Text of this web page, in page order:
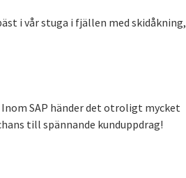
i vår stuga i fjällen med skidåkning,
SAP händer det otroligt mycket
till spännande kunduppdrag!